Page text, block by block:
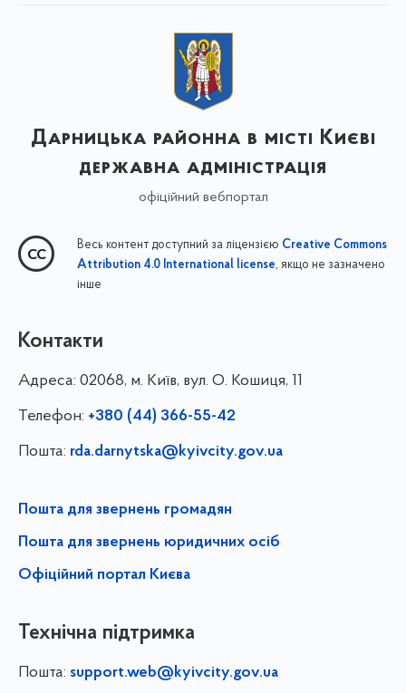
Дарницька районна в місті Києві
державна адміністрація
офіційний вебпортал
Весь контент доступний за ліцензією Creative Commons
Attribution 4.0 International license, якщо не зазначено
інше
Контакти
Адреса: 02068, м. Київ, вул. О. Кошиця, 11
Телефон: +380 (44) 366-55-42
Пошта: rda.darnytska@kyivcity.gov.ua
Пошта для звернень громадян
Пошта для звернень юридичних осіб
Офіційний портал Києва
Технічна підтримка
Пошта: support.web@kyivcity.gov.ua